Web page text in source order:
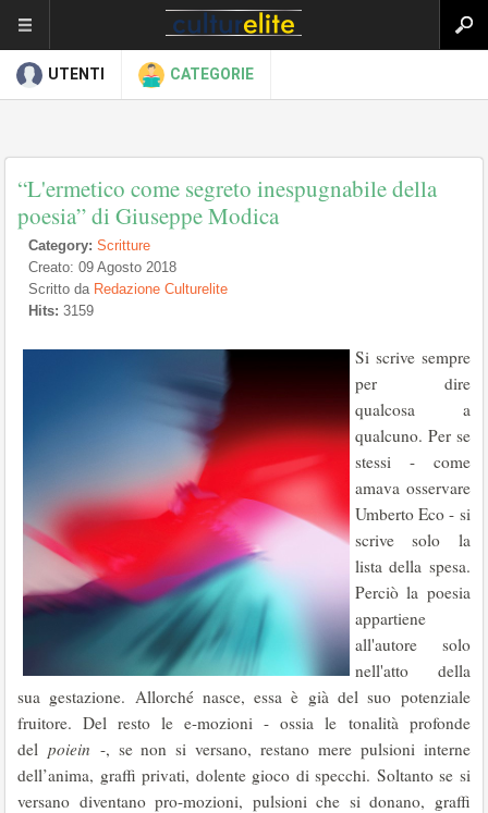
UTENTI CATEGORIE
“L'ermetico come segreto inespugnabile della
poesia” di Giuseppe Modica
Category: Scritture
Creato: 09 Agosto 2018
Scritto da Redazione Culturelite
Hits: 3159
Si scrive sempre
per dire
qualcosa a
qualcuno. Per se
stessi - come
amava osservare
Umberto Eco - si
scrive solo la
lista della spesa.
Perciò la poesia
appartiene
all'autore solo
nell'atto della
sua gestazione. Allorché nasce, essa è già del suo potenziale
fruitore. Del resto le e-mozioni - ossia le tonalità profonde
del poiein -, se non si versano, restano mere pulsioni interne
dell’anima, graffi privati, dolente gioco di specchi. Soltanto se si
versano diventano pro-mozioni, pulsioni che si donano, graffi